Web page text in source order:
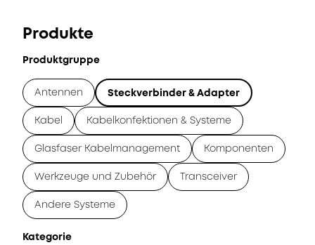
Produkte
Produktgruppe
Antennen Steckverbinder & Adapter
Kabel Kabelkonfektionen & Systeme
Glasfaser Kabelmanagement Komponenten
Werkzeuge und Zubehör Transceiver
Andere Systeme
Kategorie